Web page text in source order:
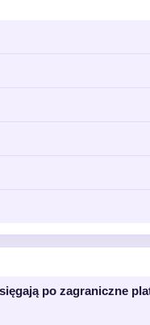
po zagraniczne